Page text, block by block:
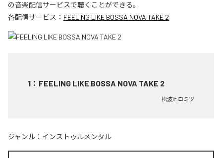
の音楽配信サービスで聴くことができる。
各配信サービス： FEELING LIKE BOSSA NOVA TAKE 2
1 ： FEELING LIKE BOSSA NOVA TAKE 2
松波ヒロミツ
ジャンル： インストゥルメンタル